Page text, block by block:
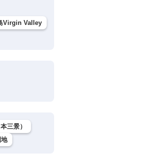
Virgin Valley
三景）